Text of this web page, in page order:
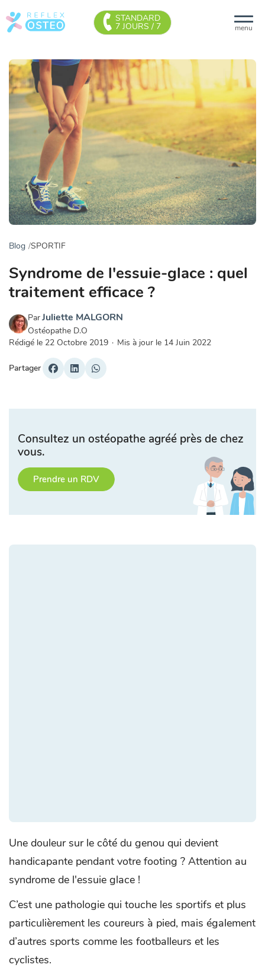
menu
STANDARD
7 JOURS / 7
Blog SPORTIF
Syndrome de l'essuie-glace : quel
traitement efficace ?
ParJuliette MALGORN
Ostéopathe D.O
Rédigé le 22 Octobre 2019 · Mis à jour le 14 Juin 2022
Partager
Consultez un ostéopathe agréé près de chez
vous.
Prendre un RDV
Une douleur sur le côté du genou qui devient
handicapante pendant votre footing ? Attention au
syndrome de l'essuie glace !
C’est une pathologie qui touche les sportifs et plus
particulièrement les coureurs à pied, mais également
d’autres sports comme les footballeurs et les
cyclistes.